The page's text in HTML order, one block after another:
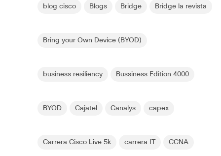
blog cisco Blogs Bridge Bridge la revista
Bring your Own Device (BYOD)
business resiliency Bussiness Edition 4000
BYOD Cajatel Canalys capex
Carrera Cisco Live 5k carrera IT CCNA